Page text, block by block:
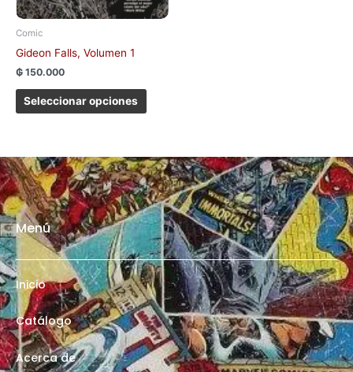
Comic
Gideon Falls, Volumen 1
₲ 150.000
Seleccionar opciones
la
Menú
Inicio
Catálogo
Acerca de